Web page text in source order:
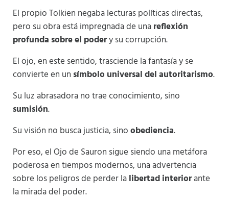
El propio Tolkien negaba lecturas políticas directas,
pero su obra está impregnada de unareflexión
profunda sobre el podery su corrupción.
El ojo, en este sentido, trasciende la fantasía y se
convierte en un símbolo universal del autoritarismo.
Su luz abrasadora no trae conocimiento, sino
sumisión.
Su visión no busca justicia, sinoobediencia.
Por eso, el Ojo de Sauron sigue siendo una metáfora
poderosa en tiempos modernos, una advertencia
sobre los peligros de perder lalibertad interiorante
la mirada del poder.